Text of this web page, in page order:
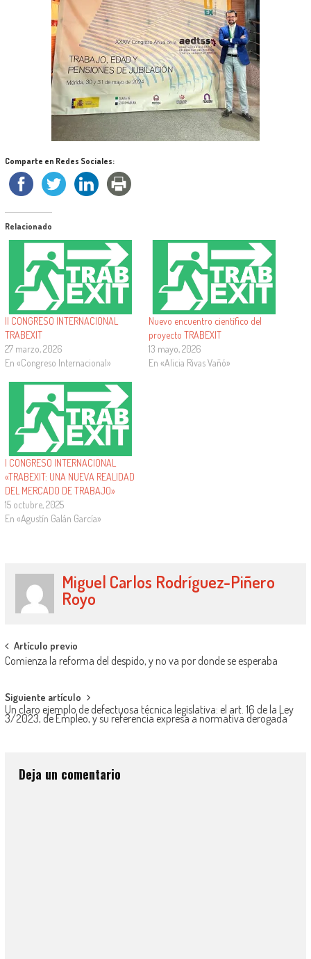
Comparte en Redes Sociales:
Relacionado
II CONGRESO INTERNACIONAL
TRABEXIT
27 marzo, 2026
En «Congreso Internacional»
Nuevo encuentro científico del
proyecto TRABEXIT
13 mayo, 2026
En «Alicia Rivas Vañó»
I CONGRESO INTERNACIONAL
«TRABEXIT: UNA NUEVA REALIDAD
DEL MERCADO DE TRABAJO»
15 octubre, 2025
En «Agustín Galán García»
Miguel Carlos Rodríguez-Piñero
Royo
Artículo previo
Comienza la reforma del despido, y no va por donde se esperaba
Siguiente artículo
Un claro ejemplo de defectuosa técnica legislativa: el art. 16 de la Ley
3/2023, de Empleo, y su referencia expresa a normativa derogada
Deja un comentario